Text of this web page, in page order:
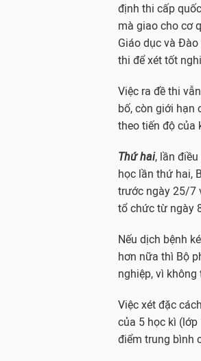
định thi cấp
mà giao cho cơ
Giáo dục và
thi để xét tốt
Việc ra đề thi
bố, còn giới hạn
theo tiến độ của
Thứ hai, lần
học lần thứ hai,
trước ngày 25/7
tổ chức từ ngày
Nếu dịch bệnh
hơn nữa thì Bộ
nghiệp, vì
Việc xét đặc
của 5 học kì (lớp
điểm trung bình